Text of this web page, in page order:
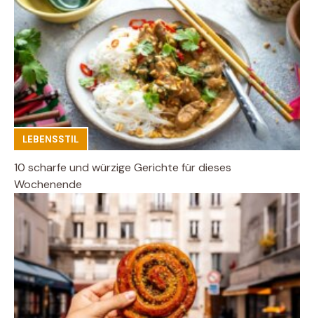
LEBENSSTIL
10 scharfe und würzige Gerichte für dieses
Wochenende